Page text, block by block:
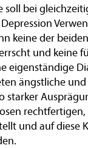
soll bei
keine der
und keine
eigenständige
ängstliche
starker
und auf diese